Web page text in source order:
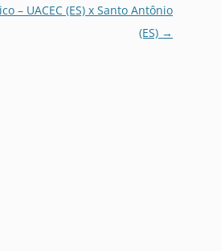
– UACEC (ES) x Santo Antônio
(ES) →